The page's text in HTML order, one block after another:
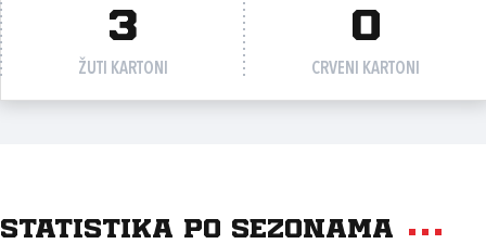
3
ŽUTI KARTONI
0
CRVENI KARTONI
Statistika po sezonama